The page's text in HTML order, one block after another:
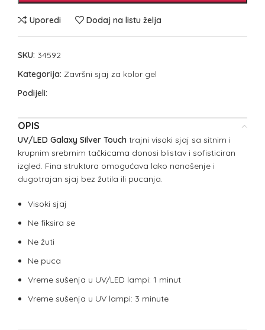
Uporedi Dodaj na listu želja
SKU: 34592
Kategorija: Završni sjaj za kolor gel
Podijeli:
OPIS
UV/LED Galaxy Silver Touch trajni visoki sjaj sa sitnim i
krupnim srebrnim tačkicama donosi blistav i sofisticiran
izgled. Fina struktura omogućava lako nanošenje i
dugotrajan sjaj bez žutila ili pucanja.
Visoki sjaj
Ne fiksira se
Ne žuti
Ne puca
Vreme sušenja u UV/LED lampi: 1 minut
Vreme sušenja u UV lampi: 3 minute